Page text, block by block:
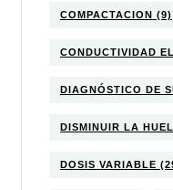
COMPACTACION (9)
CONDUCTIVIDAD
DIAGNÓSTICO DE
DISMINUIR LA
DOSIS VARIABLE